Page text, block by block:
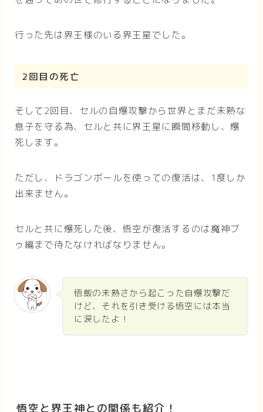
行った先は界王様のいる界王星でした。
2回目の死亡
そして2回目、セルの自爆攻撃から世界とまだ未熟な
息子を守る為、セルと共に界王星に瞬間移動し、爆
死します。
ただし、ドラゴンボールを使っての復活は、1度しか
出来ません。
セルと共に爆死した後、悟空が復活するのは魔神ブ
ゥ編まで待たなければなりません。
悟飯の未熟さから起こった自爆攻撃だ
けど、それを引き受ける悟空には本当
に涙したよ！
悟空と界王神との関係も紹介！